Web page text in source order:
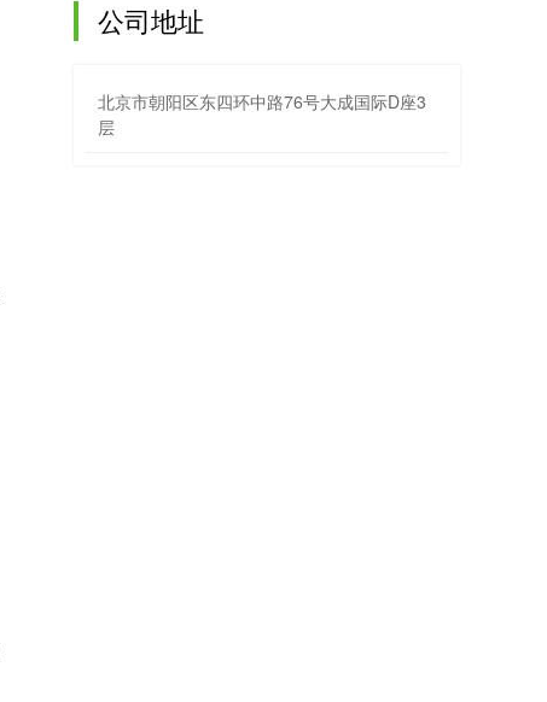
公司地址
北京市朝阳区东四环中路76号大成国际D座3
层